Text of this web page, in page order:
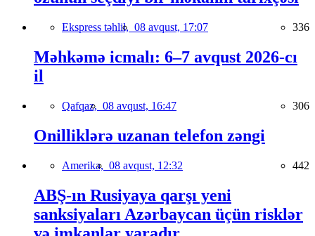
Ekspress təhlil, 08 avqust, 17:07 336
Məhkəmə icmalı: 6–7 avqust 2026-cı
il
Qafqaz, 08 avqust, 16:47 306
Onilliklərə uzanan telefon zəngi
Amerika, 08 avqust, 12:32 442
ABŞ-ın Rusiyaya qarşı yeni
sanksiyaları Azərbaycan üçün risklər